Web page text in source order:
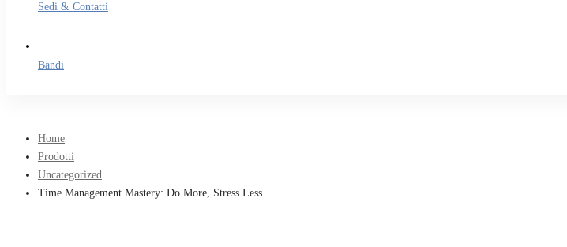
Sedi & Contatti
Bandi
Home
Prodotti
Uncategorized
Time Management Mastery: Do More, Stress Less